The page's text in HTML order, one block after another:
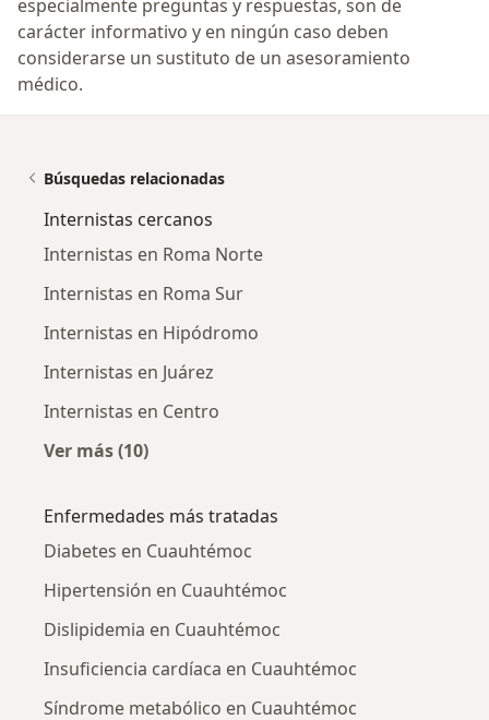
especialmente preguntas y respuestas, son de
carácter informativo y en ningún caso deben
considerarse un sustituto de un asesoramiento
médico.
Búsquedas relacionadas
Internistas cercanos
Internistas en Roma Norte
Internistas en Roma Sur
Internistas en Hipódromo
Internistas en Juárez
Internistas en Centro
Ver más (10)
Enfermedades más tratadas
Diabetes en Cuauhtémoc
Hipertensión en Cuauhtémoc
Dislipidemia en Cuauhtémoc
Insuficiencia cardíaca en Cuauhtémoc
Síndrome metabólico en Cuauhtémoc